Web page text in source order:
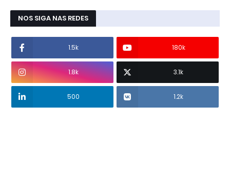
NOS SIGA NAS REDES
1.5k 180k
1.8k 3.1k
500 1.2k